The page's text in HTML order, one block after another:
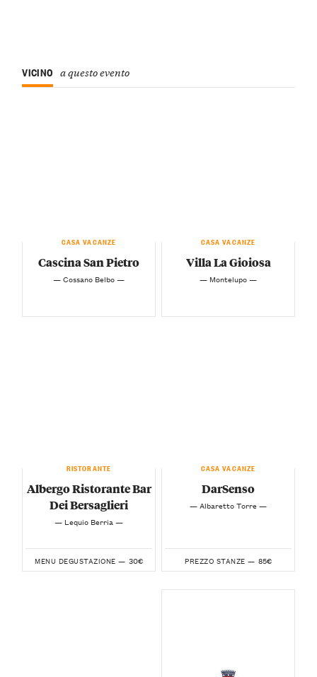
VICINO a questo evento
CASA VACANZE
Cascina San Pietro
— Cossano Belbo —
CASA VACANZE
Villa La Gioiosa
— Montelupo —
RISTORANTE
Albergo Ristorante Bar
Dei Bersaglieri
— Lequio Berria —
MENU DEGUSTAZIONE — 30€
CASA VACANZE
DarSenso
— Albaretto Torre —
PREZZO STANZE — 85€